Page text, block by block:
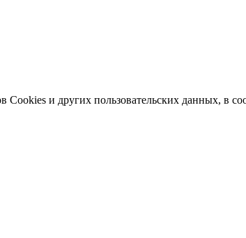
и других пользовательских данных, в